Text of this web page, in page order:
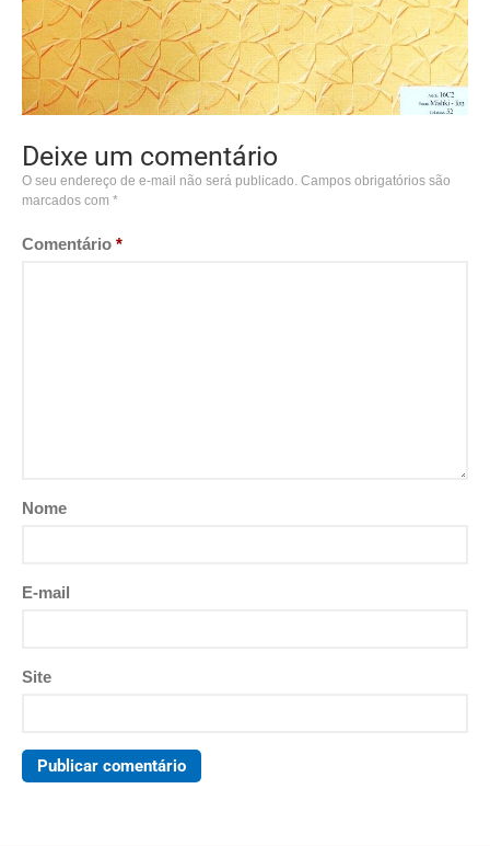
Deixe um comentário
O seu endereço de e-mail não será publicado. Campos obrigatórios são
marcados com *
Comentário *
Nome
E-mail
Site